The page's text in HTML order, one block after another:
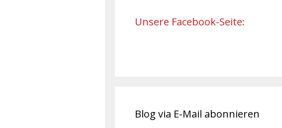
Unsere Facebook-Seite:
Blog via E-Mail abonnieren